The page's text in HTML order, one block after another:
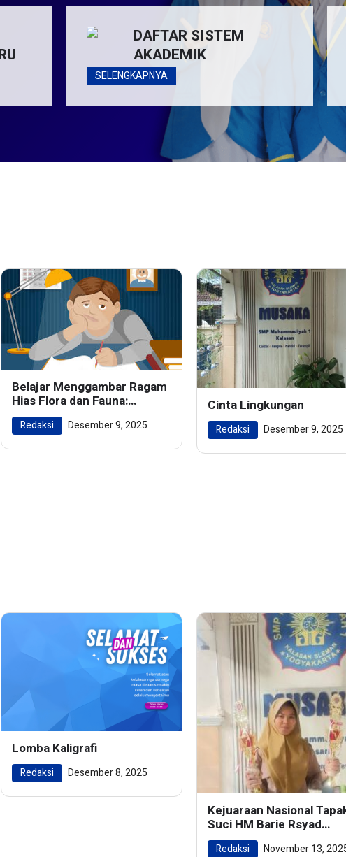
DAFTAR SISTEM
AKADEMIK
SELENGKAPNYA
Belajar Menggambar Ragam
Hias Flora dan Fauna:
Menghidupkan Keindahan
Alam dalam Karya Seni
Redaksi Desember 9, 2025
Cinta Lingkungan
Redaksi Desember 9, 2025
Lomba Kaligrafi
Redaksi Desember 8, 2025
Kejuaraan Nasional
Suci HM Barie Rsyad
Championship 2024
Redaksi November 13,